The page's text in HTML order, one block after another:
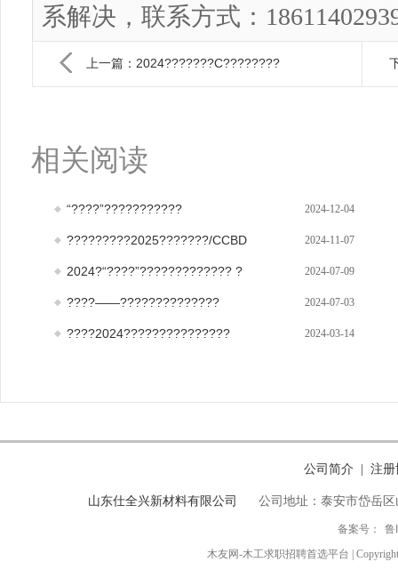
系解决，联系方式：
上一篇：2024???????C????????
相关阅读
“????”??????????? 2024-12-04
?????????2025???????/CCBD 2024-11-07
2024?“????”????????????? ? 2024-07-09
????——?????????????? 2024-07-03
????2024??????????????? 2024-03-14
公司简介 注册
山东仕全兴新材料有限公司 公司地址：泰安市岱岳
备案号：
鲁
木友网-木工求职招聘首选平台 |